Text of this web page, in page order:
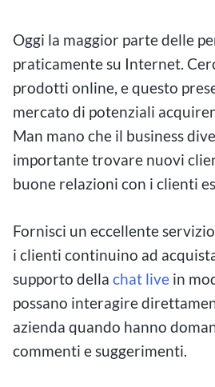
Oggi la maggior parte delle
praticamente su Internet.
prodotti online, e questo
mercato di potenziali
Man mano che il business
importante trovare nuovi
buone relazioni con i clienti
Fornisci un eccellente
i clienti continuino ad
supporto della chat live in
possano interagire
azienda quando hanno
commenti e suggerimenti.